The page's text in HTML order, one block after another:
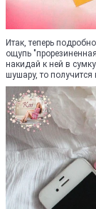
Итак, теперь
ощупь
накидай к ней в
шушару, то